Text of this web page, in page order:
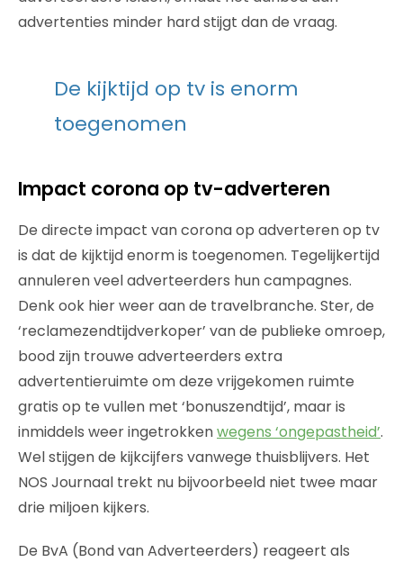
advertenties minder hard stijgt dan de vraag.
De kijktijd op tv is enorm
toegenomen
Impact corona op tv-adverteren
De directe impact van corona op adverteren op tv
is dat de kijktijd enorm is toegenomen. Tegelijkertijd
annuleren veel adverteerders hun campagnes.
Denk ook hier weer aan de travelbranche. Ster, de
‘reclamezendtijdverkoper’ van de publieke omroep,
bood zijn trouwe adverteerders extra
advertentieruimte om deze vrijgekomen ruimte
gratis op te vullen met ‘bonuszendtijd’, maar is
inmiddels weer ingetrokkenwegens ‘ongepastheid’.
Wel stijgen de kijkcijfers vanwege thuisblijvers. Het
NOS Journaal trekt nu bijvoorbeeld niet twee maar
drie miljoen kijkers.
De BvA (Bond van Adverteerders) reageert als